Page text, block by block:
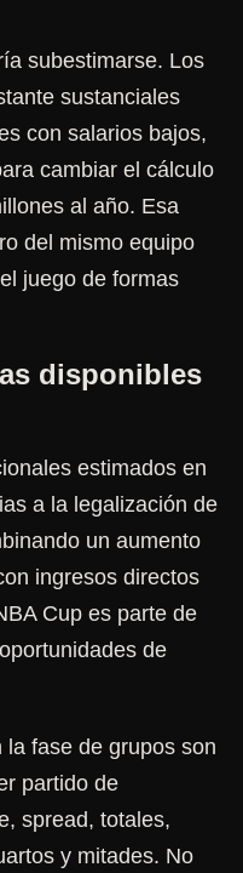
subestimarse. Los
sustanciales
con salarios bajos,
cambiar el cálculo
al año. Esa
del mismo equipo
juego de formas
disponibles
estimados en
a la legalización de
un aumento
ingresos directos
Cup es parte de
de
fase de grupos son
partido de
spread, totales,
y mitades. No